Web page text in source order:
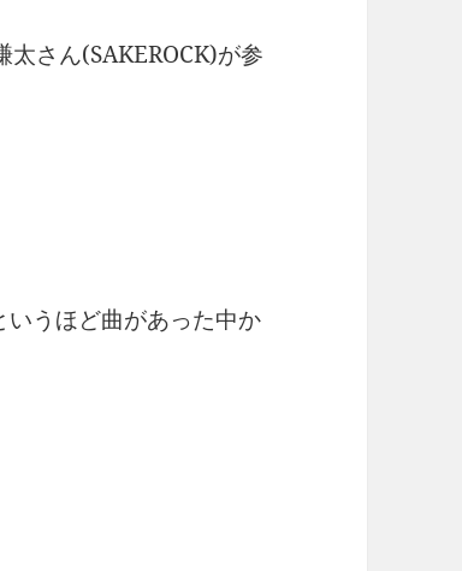
さん(SAKEROCK)が参
うほど曲があった中か